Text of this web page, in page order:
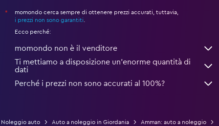
*
momondo cerca sempre di ottenere prezzi accurati, tuttavia,
i prezzi non sono garantiti
Ecco perché:
momondo non è il venditore
Ti mettiamo a disposizione un’enorme quantità di
dati
Perché i prezzi non sono accurati al 100%?
Noleggio auto Auto a noleggio in Giordania
Amman: auto a noleggio